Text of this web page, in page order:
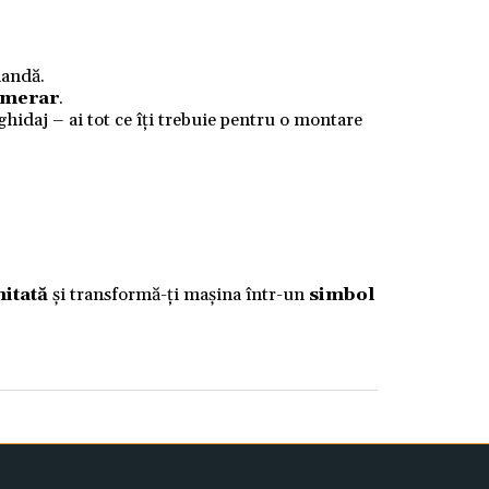
.
– ai tot ce îți trebuie pentru o montare
și transformă-ți mașina într-un simbol